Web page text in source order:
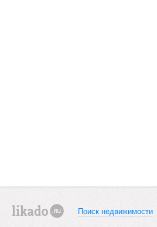
Поиск недвижимости